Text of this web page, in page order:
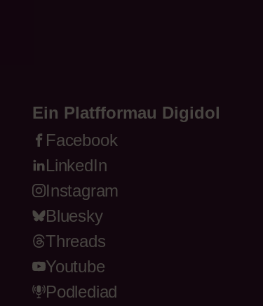
Ein Platfformau Digidol
Facebook
LinkedIn
Instagram
Bluesky
Threads
Youtube
Podlediad